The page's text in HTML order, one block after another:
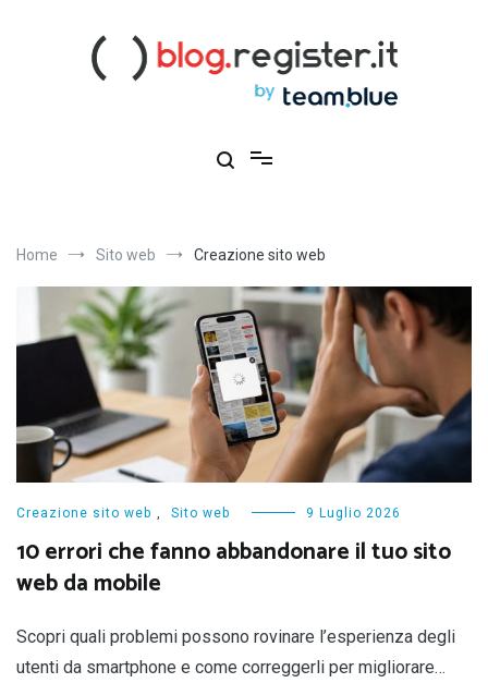
Home Sito web Creazione sito web
Creazione sito web , Sito web 9 Luglio 2026
10 errori che fanno abbandonare il tuo sito
web da mobile
Scopri quali problemi possono rovinare l’esperienza degli
utenti da smartphone e come correggerli per migliorare…